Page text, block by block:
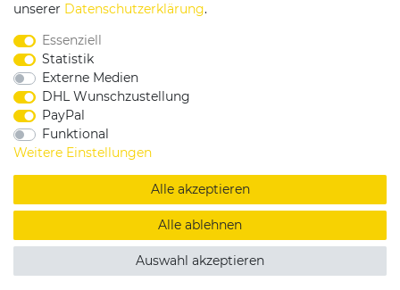
Service & Kontakt
Rufen Sie uns an unter:
0375 - 21459172
Widerrufsrecht | Datenschutzerklärung | AGB | Impressum
Copyright by König Design
DESIGNED BYKS-COMMERCE
unserer Daten­schutz­erklärung.
Essenziell
Statistik
Externe Medien
DHL Wunschzustellung
PayPal
Funktional
Weitere Einstellungen
Alle akzeptieren
Alle ablehnen
Auswahl akzeptieren